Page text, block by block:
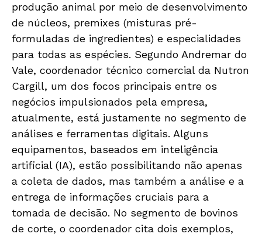
produção animal por meio de desenvolvimento
de núcleos, premixes (misturas pré-
formuladas de ingredientes) e especialidades
para todas as espécies. Segundo Andremar do
Vale, coordenador técnico comercial da Nutron
Cargill, um dos focos principais entre os
negócios impulsionados pela empresa,
atualmente, está justamente no segmento de
análises e ferramentas digitais. Alguns
equipamentos, baseados em inteligência
artificial (IA), estão possibilitando não apenas
a coleta de dados, mas também a análise e a
entrega de informações cruciais para a
tomada de decisão. No segmento de bovinos
de corte, o coordenador cita dois exemplos,